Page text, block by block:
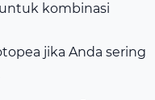
kombinasi
jika Anda sering